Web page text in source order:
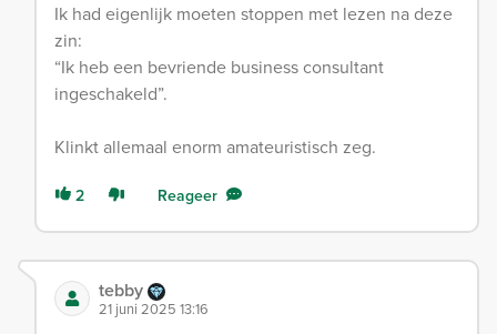
Ik had eigenlijk moeten stoppen met lezen na deze
zin:
“Ik heb een bevriende business consultant
ingeschakeld”.
Klinkt allemaal enorm amateuristisch zeg.
2 Reageer
tebby
21 juni 2025 13:16